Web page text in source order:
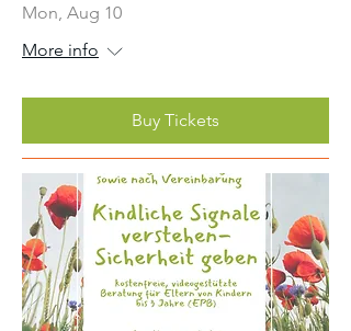
Mon, Aug 10
More info
Buy Tickets